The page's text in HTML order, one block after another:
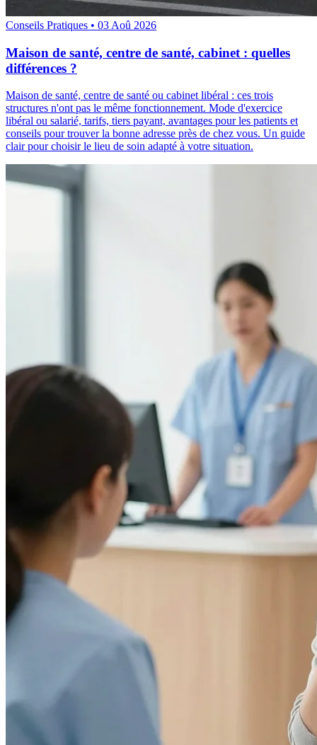
Conseils Pratiques • 03 Aoû 2026
Maison de santé, centre de santé, cabinet : quelles
différences ?
Maison de santé, centre de santé ou cabinet libéral : ces trois
structures n'ont pas le même fonctionnement. Mode d'exercice
libéral ou salarié, tarifs, tiers payant, avantages pour les patients et
conseils pour trouver la bonne adresse près de chez vous. Un guide
clair pour choisir le lieu de soin adapté à votre situation.